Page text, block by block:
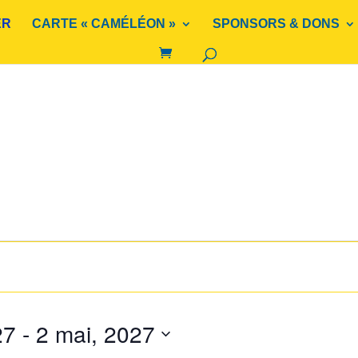
CARTE « CAMÉLÉON » SPONSORS & DONS
- 2 mai, 2027